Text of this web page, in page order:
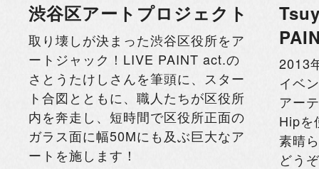
渋谷区アートプロジェクト
取り壊しが決まった渋谷区役所をア
ートジャック！LIVE PAINT act.の
さとうたけしさんを筆頭に、スター
ト合図とともに、職人たちが区役所
内を奔走し、短時間で区役所正面の
ガラス面に幅50Mにも及ぶ巨大なア
ートを施します！
2013
イベ
アー
Hipを
素晴
どう